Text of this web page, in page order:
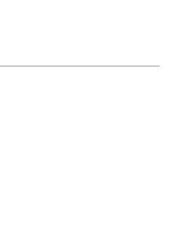
まざまな技術を習得
いますよ♪